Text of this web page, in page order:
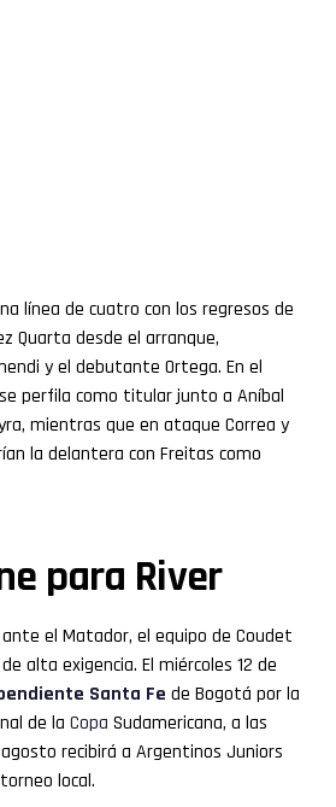
línea de cuatro con los regresos de
Quarta desde el arranque,
y el debutante Ortega. En el
perfila como titular junto a Aníbal
mientras que en ataque Correa y
la delantera con Freitas como
para River
el Matador, el equipo de Coudet
alta exigencia. El miércoles 12 de
Santa Fe de Bogotá por la
de la Copa Sudamericana, a las
agosto recibirá a Argentinos Juniors
local.